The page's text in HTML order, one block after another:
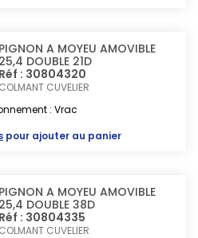
PIGNON A MOYEU AMOVIBLE
25,4 DOUBLE 21D
Réf : 30804320
COLMANT CUVELIER
: Vrac
pour ajouter au panier
PIGNON A MOYEU AMOVIBLE
25,4 DOUBLE 38D
Réf : 30804335
COLMANT CUVELIER